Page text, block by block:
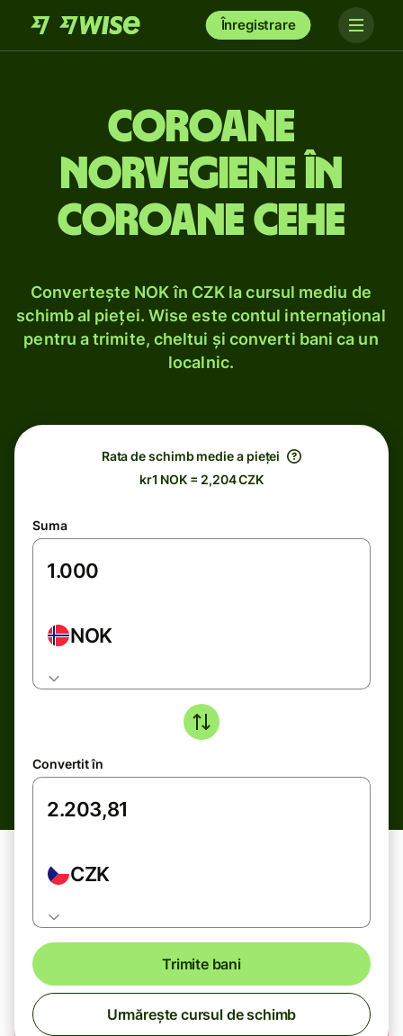
Înregistrare
Coroane
norvegiene în
coroane cehe
Convertește NOK în CZK la cursul mediu de
schimb al pieței. Wise este contul internațional
pentru a trimite, cheltui și converti bani ca un
localnic.
Rata de schimb medie a pieței
kr1 NOK = 2,204 CZK
Suma
NOK
Convertit în
CZK
Trimite bani
Urmărește cursul de schimb